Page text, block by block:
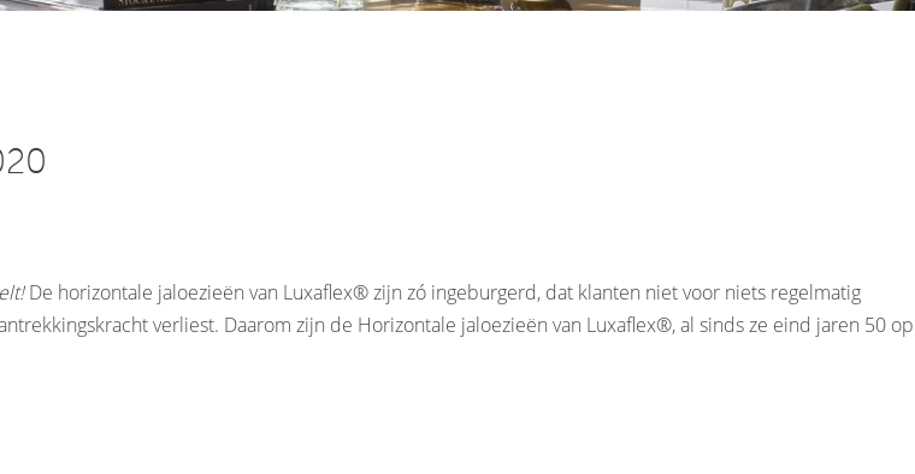
De horizontale jaloezieën van Luxaflex® zijn zó ingeburgerd, dat klanten niet voor niets regelmatig
verliest. Daarom zijn de Horizontale jaloezieën van Luxaflex®, al sinds ze eind jaren 50 op